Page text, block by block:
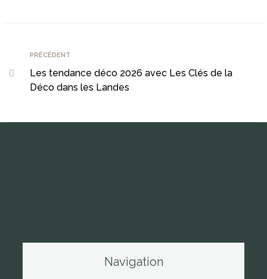
PRÉCÉDENT
Les tendance déco 2026 avec Les Clés de la
Déco dans les Landes
Navigation